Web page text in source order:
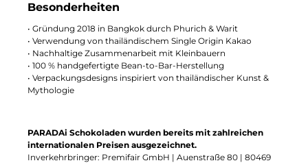
Besonderheiten
• Gründung 2018 in Bangkok durch Phurich & Warit
• Verwendung von thailändischem Single Origin Kakao
• Nachhaltige Zusammenarbeit mit Kleinbauern
• 100 % handgefertigte Bean-to-Bar-Herstellung
• Verpackungsdesigns inspiriert von thailändischer Kunst &
Mythologie
PARADAi Schokoladen wurden bereits mit zahlreichen
internationalen Preisen ausgezeichnet.
Inverkehrbringer: Premifair GmbH | Auenstraße 80 | 80469